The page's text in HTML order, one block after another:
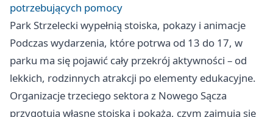
potrzebujących pomocy
Park Strzelecki wypełnią stoiska, pokazy i animacje
Podczas wydarzenia, które potrwa od 13 do 17, w
parku ma się pojawić cały przekrój aktywności – od
lekkich, rodzinnych atrakcji po elementy edukacyjne.
Organizacje trzeciego sektora z Nowego Sącza
przygotują własne stoiska i pokażą, czym zajmują się